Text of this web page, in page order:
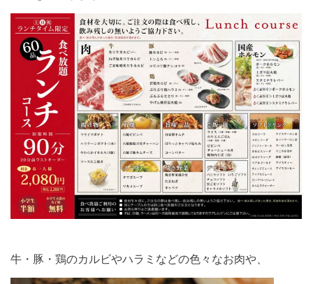
牛・豚・鶏のカルビやハラミなどの色々なお肉や、